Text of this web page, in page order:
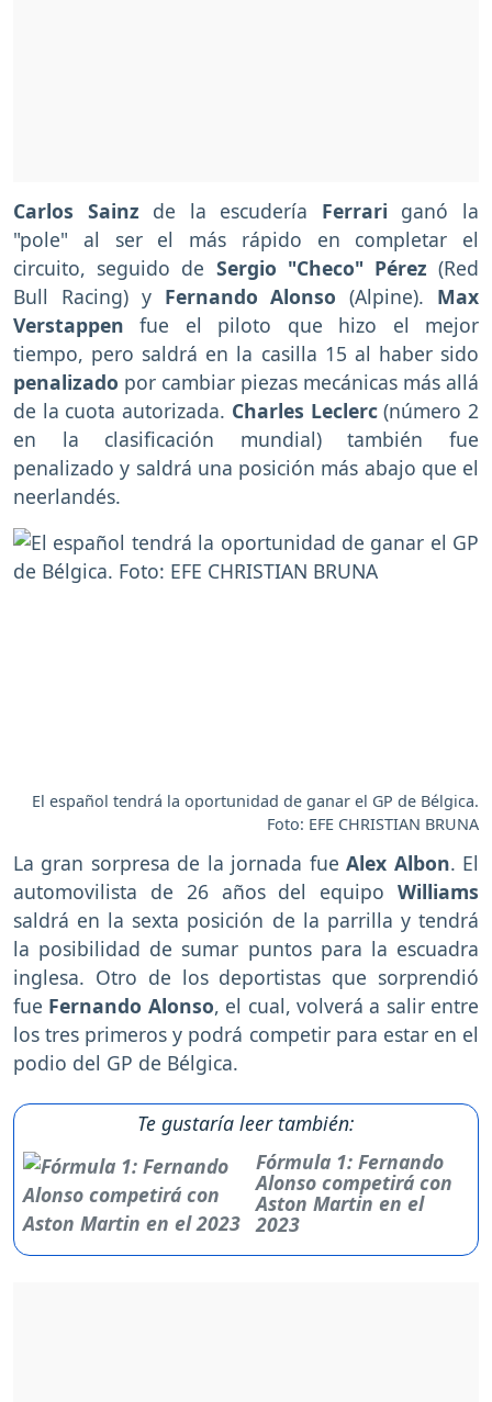
Carlos Sainz de la escudería Ferrari ganó la
"pole" al ser el más rápido en completar el
circuito, seguido de Sergio "Checo" Pérez (Red
Bull Racing) y Fernando Alonso (Alpine). Max
Verstappen fue el piloto que hizo el mejor
tiempo, pero saldrá en la casilla 15 al haber sido
penalizado por cambiar piezas mecánicas más allá
de la cuota autorizada. Charles Leclerc(número 2
en la clasificación mundial) también fue
penalizado y saldrá una posición más abajo que el
neerlandés.
El español tendrá la oportunidad de ganar el GP de Bélgica.
Foto: EFE CHRISTIAN BRUNA
La gran sorpresa de la jornada fueAlex Albon. El
automovilista de 26 años del equipo Williams
saldrá en la sexta posición de la parrilla y tendrá
la posibilidad de sumar puntos para la escuadra
inglesa. Otro de los deportistas que sorprendió
fue Fernando Alonso, el cual, volverá a salir entre
los tres primeros y podrá competir para estar en el
podio del GP de Bélgica.
Te gustaría leer también:
Fórmula 1: Fernando
Alonso competirá con
Aston Martin en el
2023